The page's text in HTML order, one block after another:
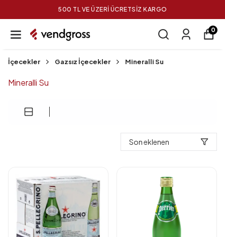
500 TL VE ÜZERİ ÜCRETSİZ KARGO
0
İçecekler Gazsız İçecekler Mineralli Su
Mineralli Su
Son eklenen